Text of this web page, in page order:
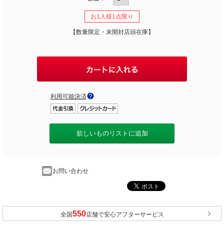
お1人様1点限り
【数量限定・未開封店頭在庫】
利用可能決済
欲しいものリストに追加
お問い合わせ
全国 店舗で安心アフターサービス